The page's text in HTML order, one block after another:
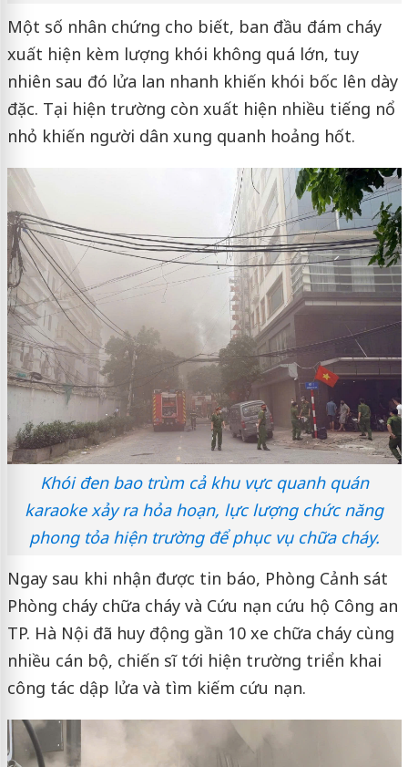
Một số nhân chứng cho biết, ban đầu đám cháy
xuất hiện kèm lượng khói không quá lớn, tuy
nhiên sau đó lửa lan nhanh khiến khói bốc lên dày
đặc. Tại hiện trường còn xuất hiện nhiều tiếng nổ
nhỏ khiến người dân xung quanh hoảng hốt.
Khói đen bao trùm cả khu vực quanh quán
karaoke xảy ra hỏa hoạn, lực lượng chức năng
phong tỏa hiện trường để phục vụ chữa cháy.
Ngay sau khi nhận được tin báo, Phòng Cảnh sát
Phòng cháy chữa cháy và Cứu nạn cứu hộ Công an
TP. Hà Nội đã huy động gần 10 xe chữa cháy cùng
nhiều cán bộ, chiến sĩ tới hiện trường triển khai
công tác dập lửa và tìm kiếm cứu nạn.